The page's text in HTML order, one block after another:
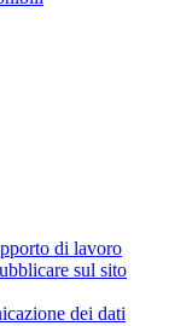
di lavoro
sul sito
dei dati